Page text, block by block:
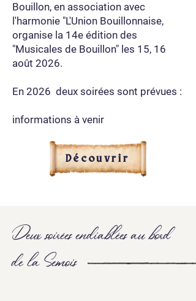
Bouillon, en association avec
l'harmonie "L'Union Bouillonnaise,
organise la 14e édition des
"Musicales de Bouillon" les 15, 16
août 2026.
En 2026 deux soirées sont prévues :
informations à venir
Découvrir
Deux soirées endiablées au bord
de la Semois